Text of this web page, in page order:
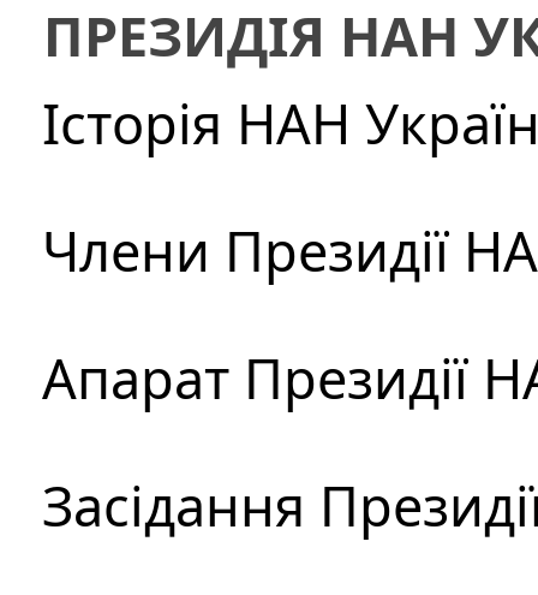
ПРЕЗИДІЯ НАН
Історія НАН
Члени Президії
Апарат Президії
Засідання